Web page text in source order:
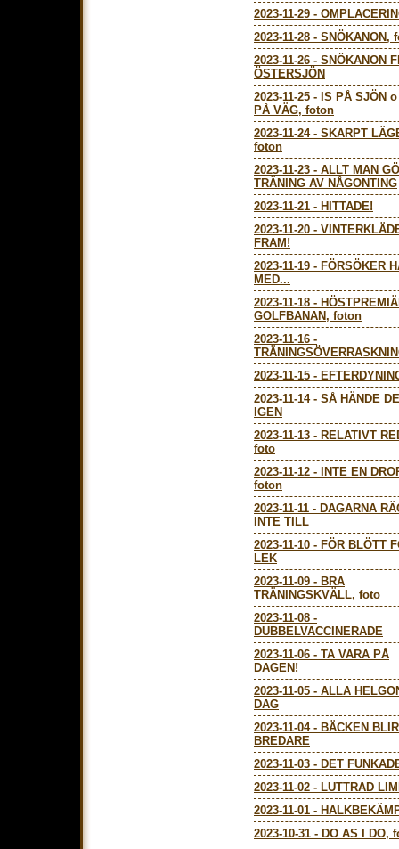
2023-11-29 -
2023-11-28 - SNÖKANON,
2023-11-26 - SNÖKANON
ÖSTERSJÖN
2023-11-25 - IS PÅ SJÖN
PÅ VÄG, foton
2023-11-24- SKARPT
foton
2023-11-23 - ALLT MAN
TRÄNING AV NÅGONTING
2023-11-21 - HITTADE!
2023-11-20 -
FRAM!
2023-11-19 - FÖRSÖKER
MED...
2023-11-18 -
GOLFBANAN, foton
2023-11-16 -
2023-11-15 -
2023-11-14- SÅ HÄNDE
IGEN
2023-11-13 - RELATIVT
foto
2023-11-12 -
INTE EN
foton
2023-11-11 - DAGARNA
INTE TILL
2023-11-10 - FÖR BLÖTT
LEK
2023-11-09 - BRA
TRÄNINGSKVÄLL, foto
2023-11-08 -
DUBBELVACCINERADE
2023-11-06 - TA VARA PÅ
DAGEN!
2023-11-05 - ALLA
DAG
2023-11-04- BÄCKEN
BREDARE
2023-11-03 - DET
2023-11-02 - LUTTRAD
2023-11-01 -
2023-10-31 - DO AS I DO,